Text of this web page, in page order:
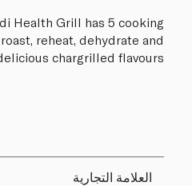
Health Grill has 5 cooking
reheat, dehydrate and
chargrilled flavours.
العلامة التجارية